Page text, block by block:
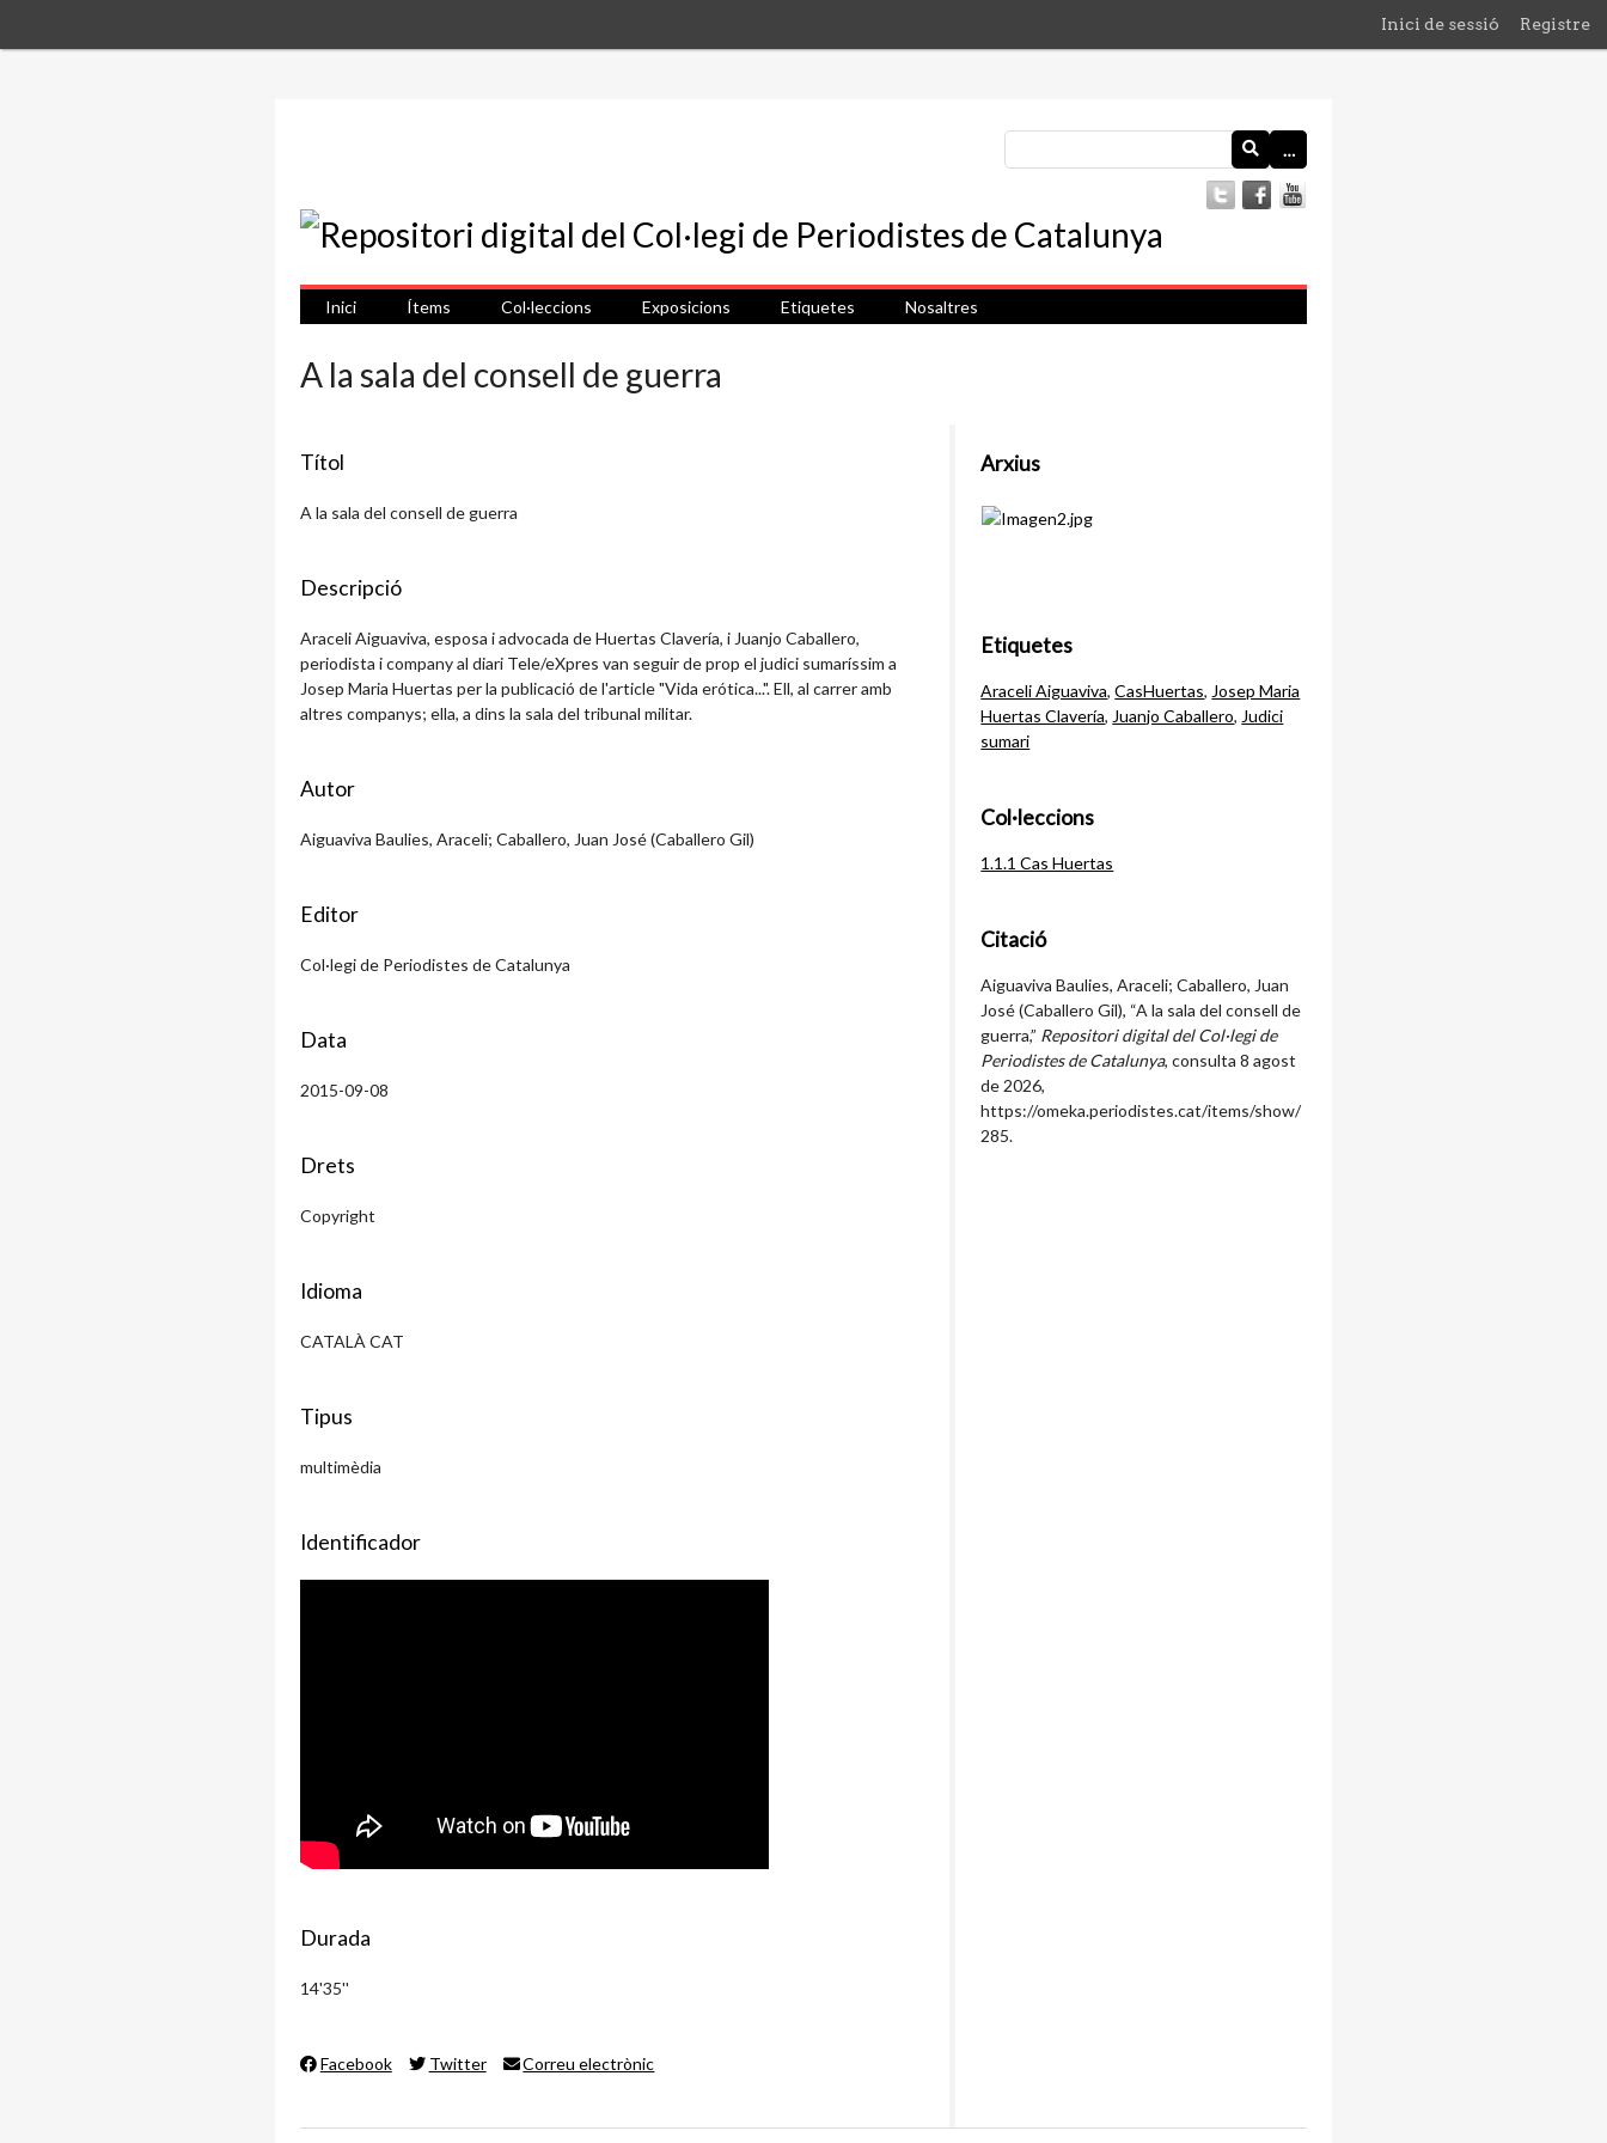
Inici de sessió Registre
…
Inici Ítems Col·leccions Exposicions Etiquetes Nosaltres
A la sala del consell de guerra
Títol
A la sala del consell de guerra
Descripció
Araceli Aiguaviva, esposa i advocada de Huertas Clavería, i Juanjo Caballero,
periodista i company al diari Tele/eXpres van seguir de prop el judici sumaríssim a
Josep Maria Huertas per la publicació de l'article "Vida erótica...". Ell, al carrer amb
altres companys; ella, a dins la sala del tribunal militar.
Autor
Aiguaviva Baulies, Araceli; Caballero, Juan José (Caballero Gil)
Editor
Col·legi de Periodistes de Catalunya
Data
2015-09-08
Drets
Copyright
Idioma
CATALÀ CAT
Tipus
multimèdia
Identificador
Durada
14'35''
Facebook Twitter Correu electrònic
Arxius
Etiquetes
Araceli Aiguaviva,CasHuertas, Josep Maria
Huertas Clavería, Juanjo Caballero, Judici
sumari
Col·leccions
1.1.1 Cas Huertas
Citació
Aiguaviva Baulies, Araceli; Caballero, Juan
José (Caballero Gil), “A la sala del consell de
guerra,” Repositori digital del Col·legi de
Periodistes de Catalunya, consulta 8 agost
de 2026,
https://omeka.periodistes.cat/items/show/
285.